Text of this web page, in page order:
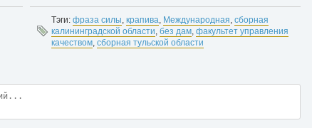
Тэги: фраза силы, крапива, Международная, сборная
калининградской области, без дам, факультет управления
качеством, сборная тульской области